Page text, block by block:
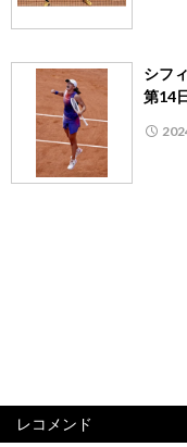
シフ
第14
レコメンド